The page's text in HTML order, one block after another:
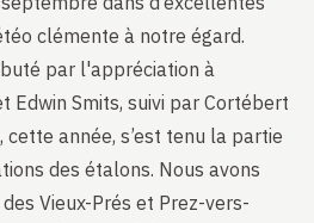
clémente à notre égard.
par l'appréciation à
Edwin Smits, suivi par Cortébert
cette année, s’est tenu la partie
des étalons. Nous avons
Vieux-Prés et Prez-vers-